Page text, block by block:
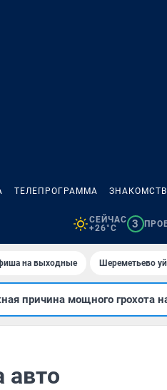
ТЕЛЕПРОГРАММА
СЕЙЧАС
+26°C
3
на выходные Шереметьево
причина мощного грохота
авто